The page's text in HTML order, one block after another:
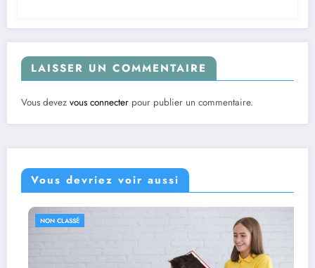
LAISSER UN COMMENTAIRE
Vous devez vous connecter pour publier un commentaire.
Vous devriez voir aussi
NON CLASSÉ